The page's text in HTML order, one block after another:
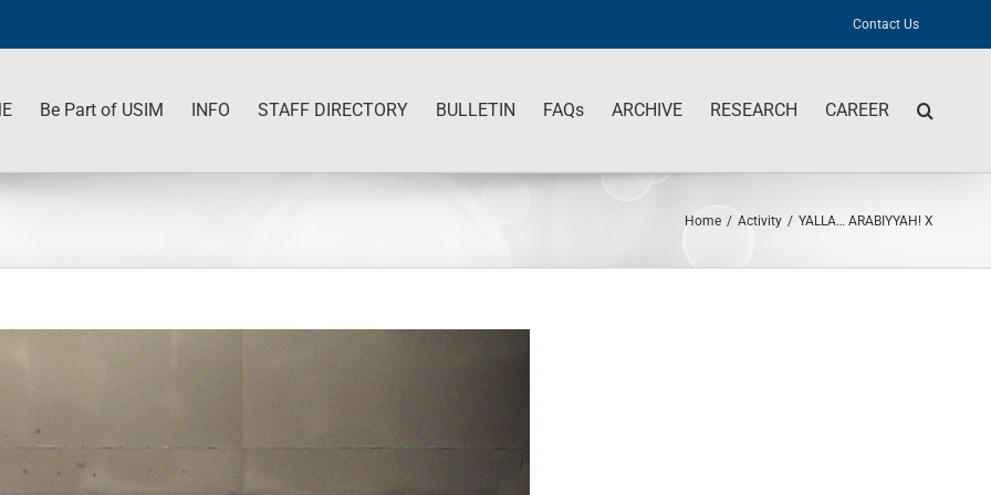
Contact Us
Be Part of USIM INFO STAFF DIRECTORY BULLETIN FAQs ARCHIVE RESEARCH CAREER
Home / Activity / YALLA… ARABIYYAH! X